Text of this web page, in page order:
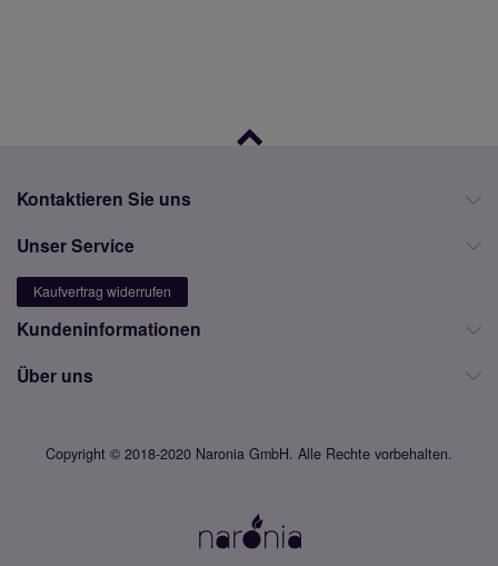
Kontaktieren Sie uns
Unser Service
Kaufvertrag widerrufen
Kundeninformationen
Über uns
Copyright © 2018-2020 Naronia GmbH. Alle Rechte vorbehalten.